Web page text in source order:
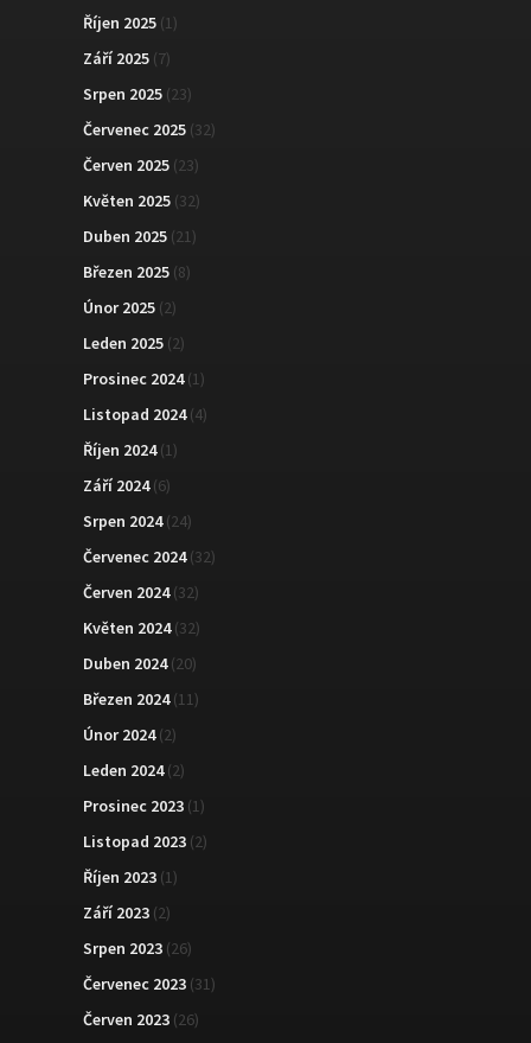
Říjen 2025 (1)
Září 2025 (7)
Srpen 2025 (23)
Červenec 2025 (32)
Červen 2025 (23)
Květen 2025 (32)
Duben 2025 (21)
Březen 2025 (8)
Únor 2025 (2)
Leden 2025 (2)
Prosinec 2024(1)
Listopad 2024(4)
Říjen 2024(1)
Září 2024(6)
Srpen 2024(24)
Červenec 2024(32)
Červen 2024(32)
Květen 2024(32)
Duben 2024(20)
Březen 2024(11)
Únor 2024(2)
Leden 2024(2)
Prosinec 2023 (1)
Listopad 2023 (2)
Říjen 2023 (1)
Září 2023 (2)
Srpen 2023 (26)
Červenec 2023 (31)
Červen 2023 (26)